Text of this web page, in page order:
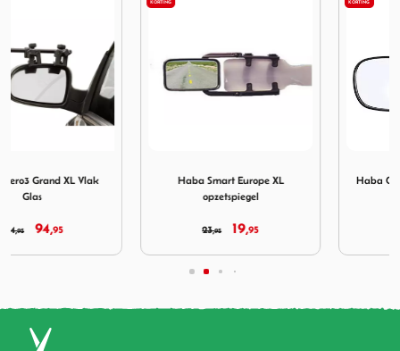
Haba Smart Europe XL
Haba Colt Opzetspiegel Special